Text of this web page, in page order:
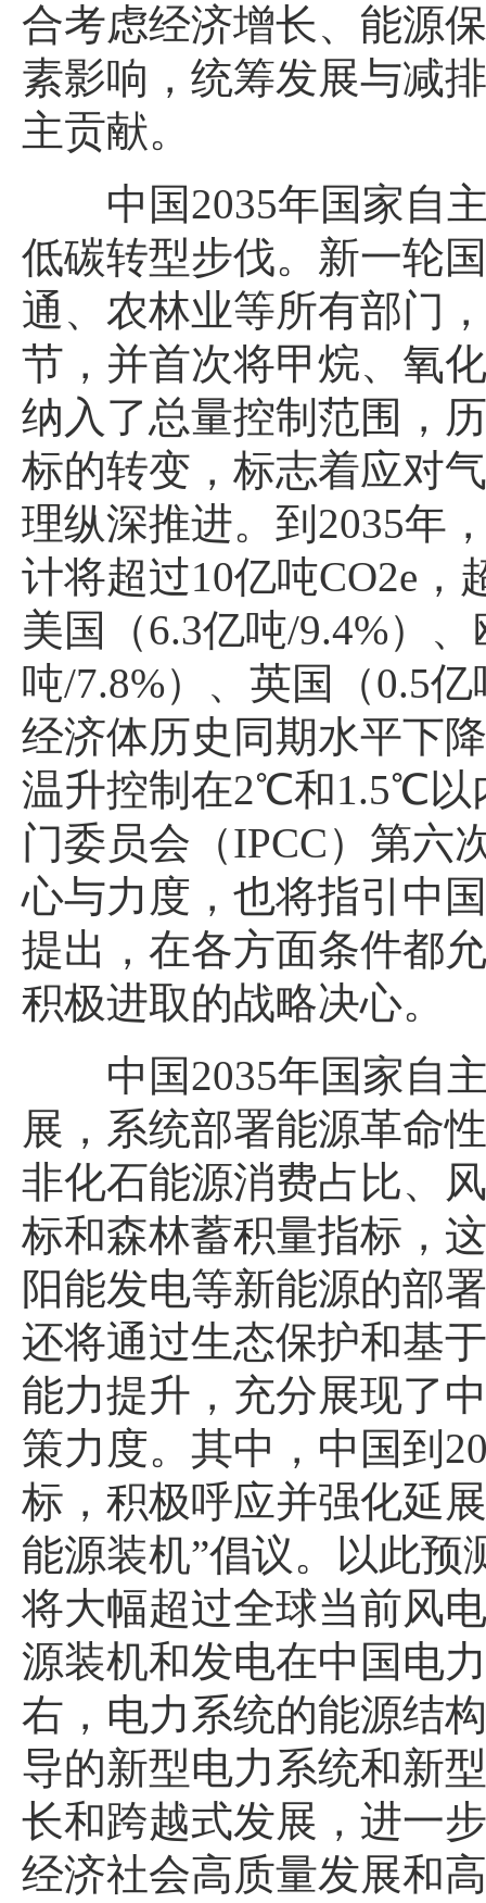
合考虑经济增长、能源
素影响，统筹发展与减
主贡献。
中国2035年国家自
低碳转型步伐。新一轮
通、农林业等所有部门
节，并首次将甲烷、氧
纳入了总量控制范围，
标的转变，标志着应对
理纵深推进。到2035年
计将超过10亿吨CO2e
美国（6.3亿吨/9.4%）
吨/7.8%）、英国（0.5
经济体历史同期水平下
温升控制在2℃和1.5℃以
门委员会（IPCC）第六
心与力度，也将指引中
提出，在各方面条件都
积极进取的战略决心。
中国2035年国家自
展，系统部署能源革命
非化石能源消费占比、
标和森林蓄积量指标，
阳能发电等新能源的部
还将通过生态保护和基
能力提升，充分展现了
策力度。其中，中国到
标，积极呼应并强化延
能源装机”倡议。以此
将大幅超过全球当前风
源装机和发电在中国电
右，电力系统的能源结
导的新型电力系统和新
长和跨越式发展，进一
经济社会高质量发展和